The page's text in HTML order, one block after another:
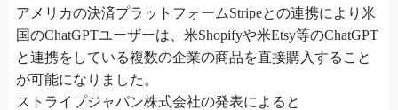
アメリカの決済プラットフォームStripeとの連携により米
国のChatGPTユーザーは、米Shopifyや米Etsy等のChatGPT
と連携をしている複数の企業の商品を直接購入すること
が可能になりました。
ストライプジャパン株式会社の発表によると